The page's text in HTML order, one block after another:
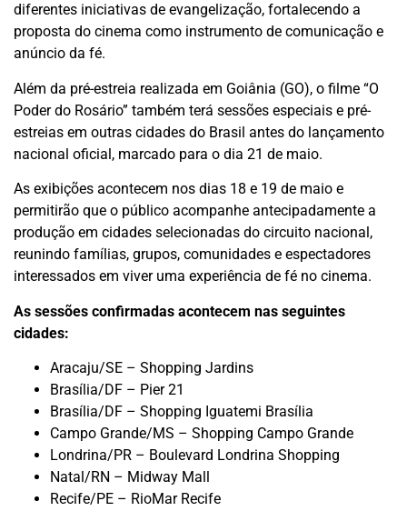
diferentes iniciativas de evangelização, fortalecendo a
proposta do cinema como instrumento de comunicação e
anúncio da fé.
Além da pré-estreia realizada em Goiânia (GO), o filme “O
Poder do Rosário” também terá sessões especiais e pré-
estreias em outras cidades do Brasil antes do lançamento
nacional oficial, marcado para o dia 21 de maio.
As exibições acontecem nos dias 18 e 19 de maio e
permitirão que o público acompanhe antecipadamente a
produção em cidades selecionadas do circuito nacional,
reunindo famílias, grupos, comunidades e espectadores
interessados em viver uma experiência de fé no cinema.
As sessões confirmadas acontecem nas seguintes
cidades:
Aracaju/SE – Shopping Jardins
Brasília/DF – Pier 21
Brasília/DF – Shopping Iguatemi Brasília
Campo Grande/MS – Shopping Campo Grande
Londrina/PR – Boulevard Londrina Shopping
Natal/RN – Midway Mall
Recife/PE – RioMar Recife